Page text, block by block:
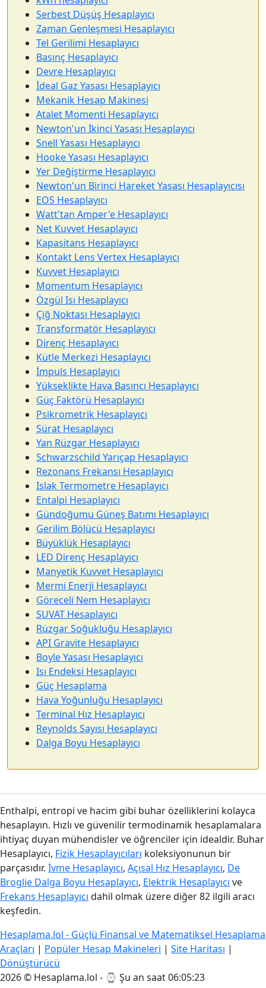
Serbest Düşüş Hesaplayıcı
Zaman Genleşmesi Hesaplayıcı
Tel Gerilimi Hesaplayıcı
Basınç Hesaplayıcı
Devre Hesaplayıcı
İdeal Gaz Yasası Hesaplayıcı
Mekanik Hesap Makinesi
Atalet Momenti Hesaplayıcı
Newton'un İkinci Yasası Hesaplayıcı
Snell Yasası Hesaplayıcı
Hooke Yasası Hesaplayıcı
Yer Değiştirme Hesaplayıcı
Newton'un Birinci Hareket Yasası Hesaplayıcısı
EOS Hesaplayıcı
Watt'tan Amper'e Hesaplayıcı
Net Kuvvet Hesaplayıcı
Kapasitans Hesaplayıcı
Kontakt Lens Vertex Hesaplayıcı
Kuvvet Hesaplayıcı
Momentum Hesaplayıcı
Özgül Isı Hesaplayıcı
Çiğ Noktası Hesaplayıcı
Transformatör Hesaplayıcı
Direnç Hesaplayıcı
Kütle Merkezi Hesaplayıcı
İmpuls Hesaplayıcı
Yükseklikte Hava Basıncı Hesaplayıcı
Güç Faktörü Hesaplayıcı
Psikrometrik Hesaplayıcı
Sürat Hesaplayıcı
Yan Rüzgar Hesaplayıcı
Schwarzschild Yarıçap Hesaplayıcı
Rezonans Frekansı Hesaplayıcı
Islak Termometre Hesaplayıcı
Entalpi Hesaplayıcı
Gündoğumu Güneş Batımı Hesaplayıcı
Gerilim Bölücü Hesaplayıcı
Büyüklük Hesaplayıcı
LED Direnç Hesaplayıcı
Manyetik Kuvvet Hesaplayıcı
Mermi Enerji Hesaplayıcı
Göreceli Nem Hesaplayıcı
SUVAT Hesaplayıcı
Rüzgar Soğukluğu Hesaplayıcı
API Gravite Hesaplayıcı
Boyle Yasası Hesaplayıcı
Isı Endeksi Hesaplayıcı
Güç Hesaplama
Hava Yoğunluğu Hesaplayıcı
Terminal Hız Hesaplayıcı
Reynolds Sayısı Hesaplayıcı
Dalga Boyu Hesaplayıcı
Enthalpi, entropi ve hacim gibi buhar özelliklerini kolayca
hesaplayın. Hızlı ve güvenilir termodinamik hesaplamalara
ihtiyaç duyan mühendisler ve öğrenciler için idealdir. Buhar
Hesaplayıcı, Fizik Hesaplayıcıları koleksiyonunun bir
parçasıdır. İvme Hesaplayıcı, Açısal Hız Hesaplayıcı, De
Broglie Dalga Boyu Hesaplayıcı, Elektrik Hesaplayıcı ve
Frekans Hesaplayıcı dahil olmak üzere diğer 82 ilgili aracı
keşfedin.
Hesaplama.lol - Güçlü Finansal ve Matematiksel Hesaplama
Araçları | Popüler Hesap Makineleri | Site Haritası |
Dönüştürücü
2026 © Hesaplama.lol - ⌚ Şu an saat 06:05:23